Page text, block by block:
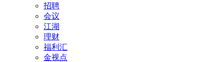
招聘
会议
江湖
理财
福利汇
金视点